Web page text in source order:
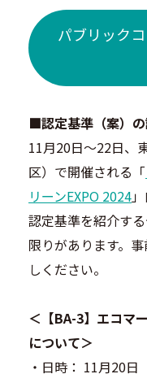
パブリック
■認定基準（案）
11月20日～22日、
区）で開催される「
リーンEXPO 2024
認定基準を紹介す
限りがあります。
しください。
＜【BA-3】エコマ
について＞
・日時： 11月20